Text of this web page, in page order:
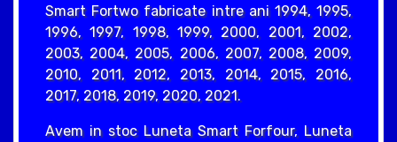
Smart Fortwo fabricate intre ani 1994, 1995,
1996, 1997, 1998, 1999, 2000, 2001, 2002,
2003, 2004, 2005, 2006, 2007, 2008, 2009,
2010, 2011, 2012, 2013, 2014, 2015, 2016,
2017, 2018, 2019, 2020, 2021.
Avem in stoc Luneta Smart Forfour, Luneta